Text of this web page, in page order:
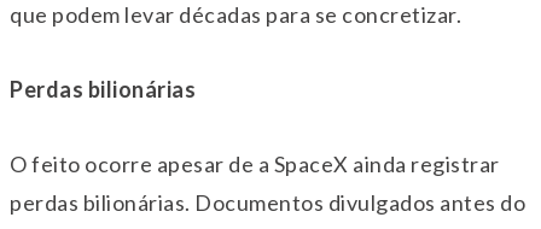
que podem levar décadas para se concretizar.
Perdas bilionárias
O feito ocorre apesar de a SpaceX ainda registrar
perdas bilionárias. Documentos divulgados antes do